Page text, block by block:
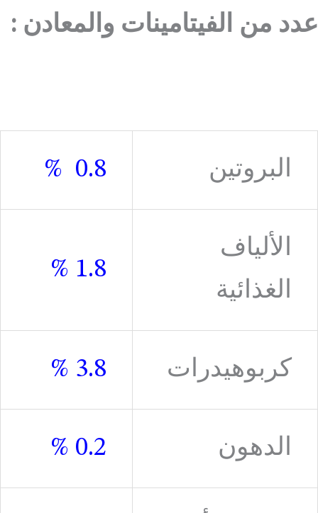
عدد من الفيتامينات والمعادن :
البروتين 0.8 %
الألياف
الغذائية
1.8 %
كربوهيدرات 3.8 %
الدهون 0.2 %